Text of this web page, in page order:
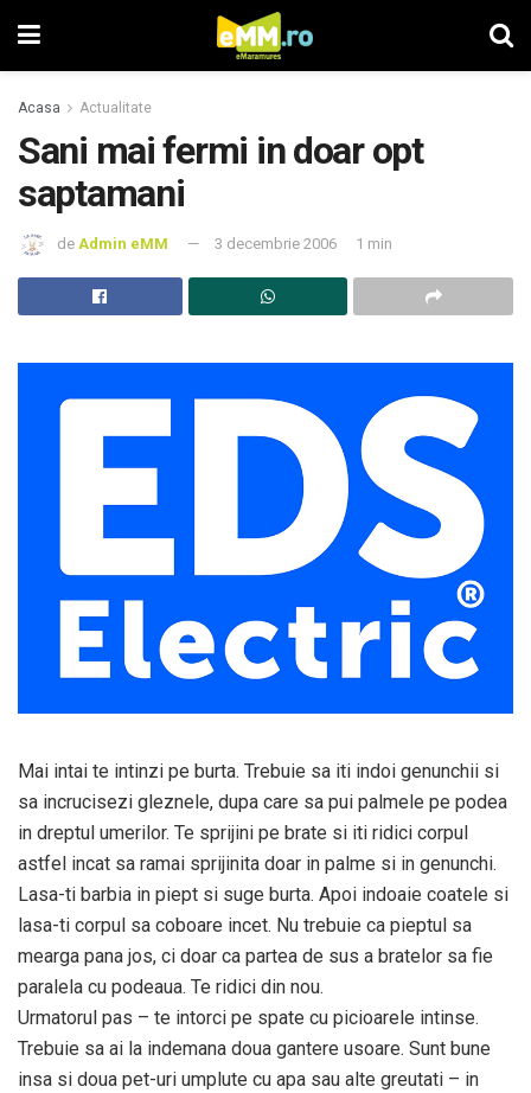
Acasa Actualitate
Sani mai fermi in doar opt
saptamani
de Admin eMM 3 decembrie 2006 1 min
Mai intai te intinzi pe burta. Trebuie sa iti indoi genunchii si
sa incrucisezi gleznele, dupa care sa pui palmele pe podea
in dreptul umerilor. Te sprijini pe brate si iti ridici corpul
astfel incat sa ramai sprijinita doar in palme si in genunchi.
Lasa-ti barbia in piept si suge burta. Apoi indoaie coatele si
lasa-ti corpul sa coboare incet. Nu trebuie ca pieptul sa
mearga pana jos, ci doar ca partea de sus a bratelor sa fie
paralela cu podeaua. Te ridici din nou.
Urmatorul pas – te intorci pe spate cu picioarele intinse.
Trebuie sa ai la indemana doua gantere usoare. Sunt bune
insa si doua pet-uri umplute cu apa sau alte greutati – in